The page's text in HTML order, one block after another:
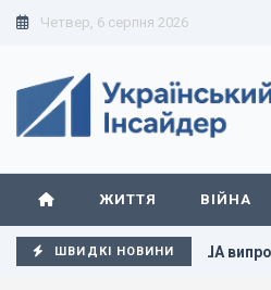
Четвер, 6 серпня 2026
ЖИТТЯ ВІЙНА
ШВИДКІ НОВИНИУ США випробували